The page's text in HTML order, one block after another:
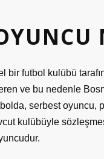
futbol kulübü
ve bu nedenle
serbest oyuncu,
kulübüyle